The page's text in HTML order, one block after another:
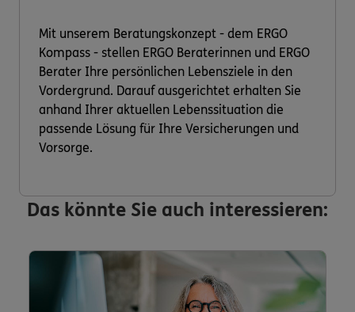
Mit unserem Beratungskonzept - dem ERGO
Kompass - stellen ERGO Beraterinnen und ERGO
Berater Ihre persönlichen Lebensziele in den
Vordergrund. Darauf ausgerichtet erhalten Sie
anhand Ihrer aktuellen Lebenssituation die
passende Lösung für Ihre Versicherungen und
Vorsorge.
Das könnte Sie auch interessieren: